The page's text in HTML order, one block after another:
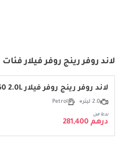
لاند روفر رينج روفر فيلار
لاند روفر رينج روفر فيلار S P250 2.0L
2.0 ليتر Petrol
بدءا من
درهم 281,400